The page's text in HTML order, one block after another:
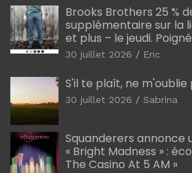
Brooks Brothers 25 %
supplémentaire sur la
et plus – le jeudi.
30 juillet 2026 Eric
S'il te plaît, ne m'oublie
30 juillet 2026 Sabrina
Squanderers annonce
« Bright Madness » :
The Casino At 5 AM »